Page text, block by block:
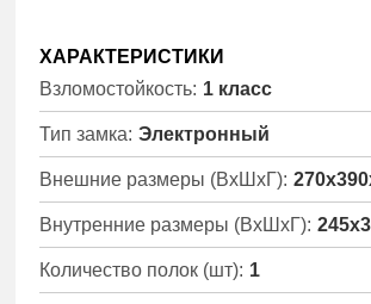
ХАРАКТЕРИСТИКИ
Взломостойкость: 1 класс
Тип замка: Электронный
Внешние размеры (ВхШхГ):
Внутренние размеры (ВхШхГ):
Количество полок (шт): 1